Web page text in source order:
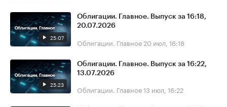
25:07
Облигации. Главное. Выпуск за 16:18,
20.07.2026
Облигации. Главное 20 июл, 16:18
25:23
Облигации. Главное. Выпуск за 16:22,
13.07.2026
Облигации. Главное13 июл, 16:22